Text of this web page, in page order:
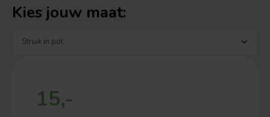
Kies jouw maat:
15,-